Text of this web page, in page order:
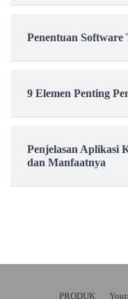
Penentuan Software
9 Elemen Penting
Penjelasan Aplikasi
dan Manfaatnya
PRODUK